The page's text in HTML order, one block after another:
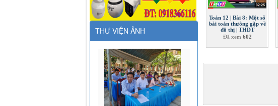
Toán 12 | Bài 8: Một số
bài toán thường gặp về
đồ thị | THDT
Đã xem 602
THƯ VIỆN ẢNH